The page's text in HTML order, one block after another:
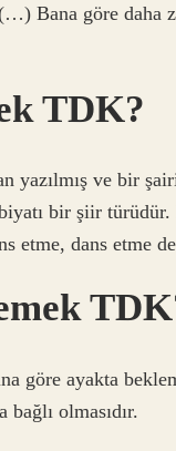
Bana göre daha
TDK?
yazılmış ve bir
bir şiir türüdür.
etme, dans etme
göre ayakta
olmasıdır.